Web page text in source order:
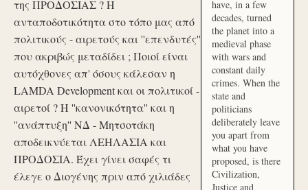
της ΠΡΟΔΟΣΙΑΣ ? Η
ανταποδοτικότητα στο τόπο μας από
πολιτικούς - αιρετούς και ''επενδυτές''
που ακριβώς μεταδίδει ; Ποιοί είναι
αυτόχθονες απ' όσους κάλεσαν η
LAMDA Development και οι πολιτικοί -
αιρετοί ? Η ''κανονικότητα'' και η
''ανάπτυξη'' ΝΔ - Μητσοτάκη
αποδεικνύεται ΛΕΗΛΑΣΙΑ και
ΠΡΟΔΟΣΙΑ. Έχει γίνει σαφές τι
έλεγε ο Διογένης πριν από χιλιάδες
have, in a few
decades, turned
the planet into a
medieval phase
with wars and
constant daily
crimes. When the
state and
politicians
deliberately leave
you apart from
what you have
proposed, is there
Civilization,
Justice and